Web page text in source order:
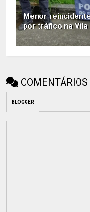
Menor
por tráfico na Vila
COMENTÁRIOS
BLOGGER